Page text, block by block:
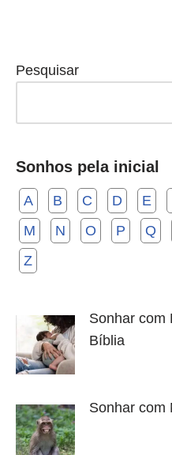
Pesquisar
Sonhos pela inicial
A B C D E
M
N O P Q
Z
Sonhar com
Bíblia
Sonhar com